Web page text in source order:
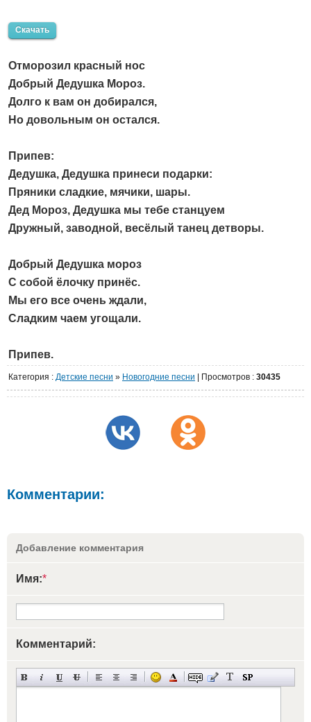
Скачать
Отморозил красный нос
Добрый Дедушка Мороз.
Долго к вам он добирался,
Но довольным он остался.
Припев:
Дедушка, Дедушка принеси подарки:
Пряники сладкие, мячики, шары.
Дед Мороз, Дедушка мы тебе станцуем
Дружный, заводной, весёлый танец детворы.
Добрый Дедушка мороз
С собой ёлочку принёс.
Мы его все очень ждали,
Сладким чаем угощали.
Припев.
Категория : Детские песни » Новогодние песни Просмотров : 30435
Комментарии:
Добавление комментария
Имя:*
Комментарий: